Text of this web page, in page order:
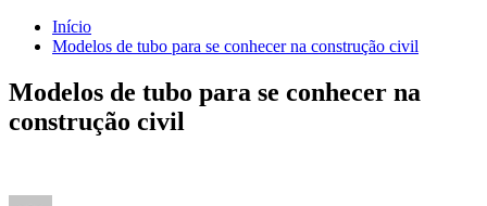
Início
Modelos de tubo para se conhecer na construção civil
Modelos de tubo para se conhecer na
construção civil